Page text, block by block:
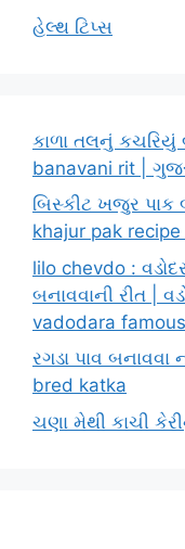
હેલ્થ ટિપ્સ
કાળા તલનું કચરિયું
banavani rit |
બિસ્કીટ ખજુર પાક
khajur pak
lilo chevdo :
બનાવવાની રીત |
vadodara
રગડા પાવ બનાવવા
bred katka
ચણા મેથી કાચી